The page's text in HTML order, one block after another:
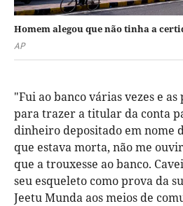
Homem alegou que não tinha a
AP
"Fui ao banco várias vezes e as
para trazer a titular da conta
dinheiro depositado em nome
que estava morta, não me
que a trouxesse ao banco.
seu esqueleto como prova da
Jeetu Munda aos meios de